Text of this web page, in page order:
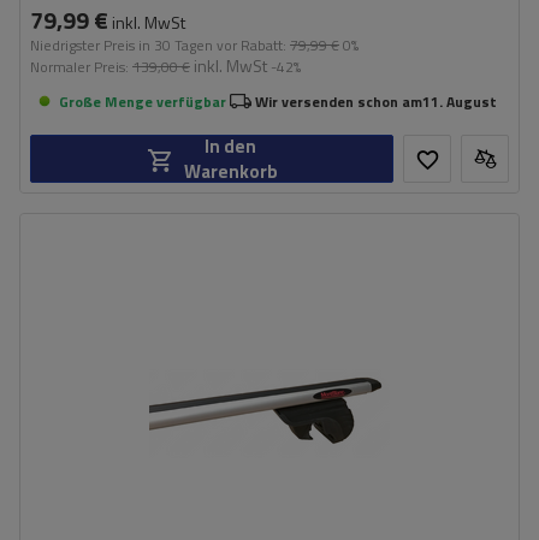
79,99 € inkl. MwSt
Niedrigster Preis in 30 Tagen vor Rabatt: 79,99 €0%
Normaler Preis: 139,00 € inkl. MwSt -42%
Große Menge verfügbar
Wir versenden schon am11. August
In den
Warenkorb